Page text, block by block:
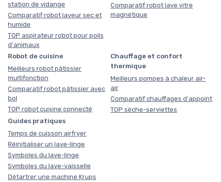
station de vidange
Comparatif robot laveur sec et
humide
TOP aspirateur robot pour poils
d'animaux
Comparatif robot lave vitre
magnétique
Robot de cuisine
Meilleurs robot pâtissier
multifonction
Comparatif robot pâtissier avec
bol
TOP robot cuisine connecté
Chauffage et confort
thermique
Meilleurs pompes à chaleur air-
air
Comparatif chauffages d'appoint
TOP sèche-serviettes
Guides pratiques
Temps de cuisson airfryer
Réinitialiser un lave-linge
Symboles du lave-linge
Symboles du lave-vaisselle
Détartrer une machine Krups